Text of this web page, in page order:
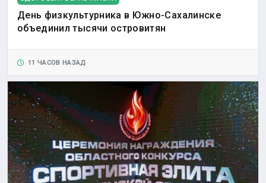
День физкультурника в Южно-Сахалинске
объединил тысячи островитян
11 ЧАСОВ НАЗАД